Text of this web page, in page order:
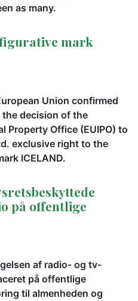
as many.
mark
Union confirmed
the decision of the
Property Office (EUIPO) to
exclusive right to the
ICELAND.
på offentlige
af radio- og tv-
på offentlige
til almenheden og